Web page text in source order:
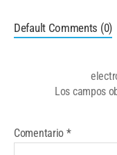
Default Comments (0)
Los campos
Comentario *